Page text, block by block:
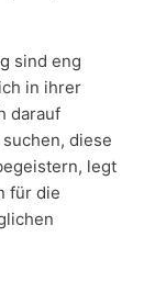
sind eng
in ihrer
darauf
diese
legt
für die